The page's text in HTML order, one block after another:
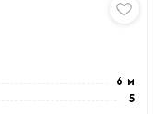
6 м
5